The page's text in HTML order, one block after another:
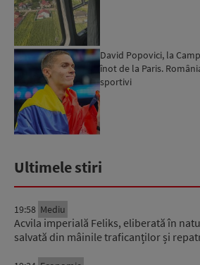
David Popovici, la
înot de la Paris.
sportivi
Ultimele stiri
19:58 Mediu
Acvila imperială Feliks, eliberată în
salvată din mâinile traficanților și